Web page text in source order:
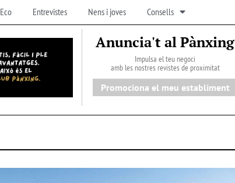
Eco Entrevistes Nens i joves Consells
Anuncia't al Pànxing
Impulsa el teu negoci
amb les nostres revistes de proximitat
Promociona el meu establiment